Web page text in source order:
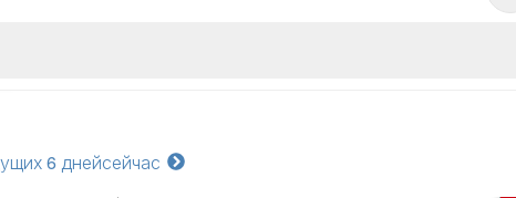
6 днейсейчас